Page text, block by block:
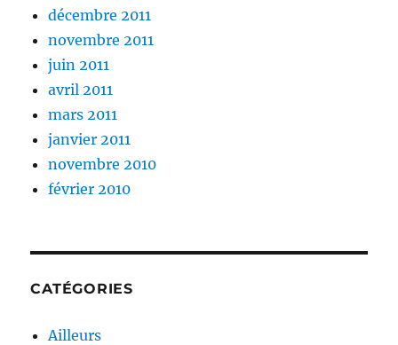
décembre 2011
novembre 2011
juin 2011
avril 2011
mars 2011
janvier 2011
novembre 2010
février 2010
CATÉGORIES
Ailleurs